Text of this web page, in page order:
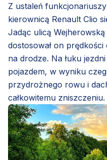
Z ustaleń
kierownicą Renault Clio
Jadąc ulicą
dostosował on
na drodze. Na łuku
pojazdem, w wyniku
przydrożnego rowu i
całkowitemu zniszczeniu.